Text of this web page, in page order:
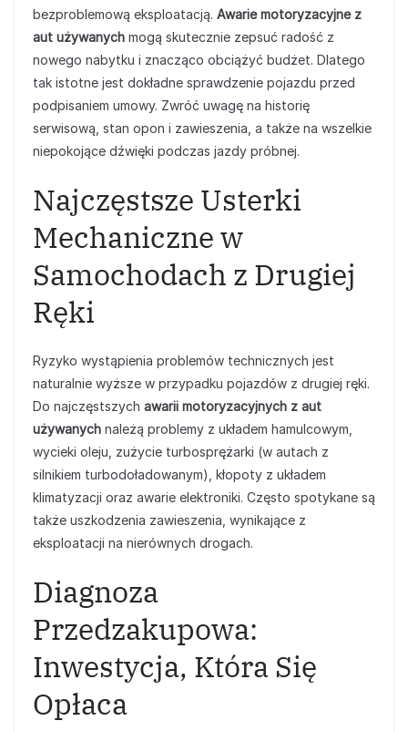
bezproblemową eksploatacją. Awarie motoryzacyjne z
aut używanych mogą skutecznie zepsuć radość z
nowego nabytku i znacząco obciążyć budżet. Dlatego
tak istotne jest dokładne sprawdzenie pojazdu przed
podpisaniem umowy. Zwróć uwagę na historię
serwisową, stan opon i zawieszenia, a także na wszelkie
niepokojące dźwięki podczas jazdy próbnej.
Najczęstsze Usterki
Mechaniczne w
Samochodach z Drugiej
Ręki
Ryzyko wystąpienia problemów technicznych jest
naturalnie wyższe w przypadku pojazdów z drugiej ręki.
Do najczęstszych awarii motoryzacyjnych z aut
używanych należą problemy z układem hamulcowym,
wycieki oleju, zużycie turbosprężarki (w autach z
silnikiem turbodoładowanym), kłopoty z układem
klimatyzacji oraz awarie elektroniki. Często spotykane są
także uszkodzenia zawieszenia, wynikające z
eksploatacji na nierównych drogach.
Diagnoza
Przedzakupowa:
Inwestycja, Która Się
Opłaca